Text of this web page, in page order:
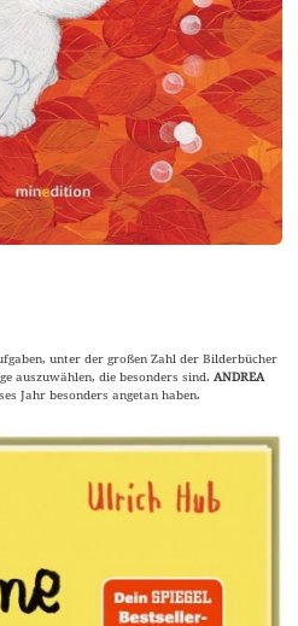
unter der großen Zahl der Bilderbücher
auszuwählen, die besonders sind. ANDREA
Jahr besonders angetan haben.